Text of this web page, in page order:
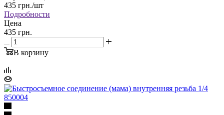
435 грн./шт
Подробности
Цена
435 грн.
В корзину